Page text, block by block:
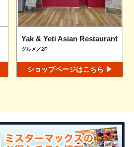
Yak & Yeti Asian Restaurant
グルメ／2F
ショップページはこちら ▶